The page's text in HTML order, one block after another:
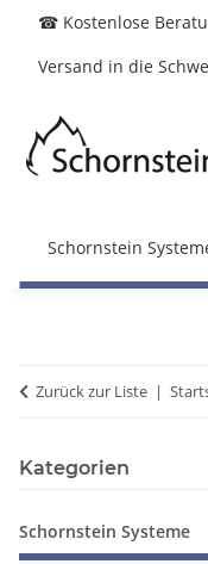
☎ Kostenlose
Versand in die
Schornstein
Zurück zur Liste
Kategorien
Schornstein Systeme